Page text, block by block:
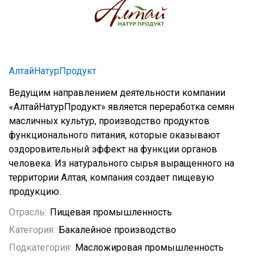
АлтайНатурПродукт
Ведущим направлением деятельности компании
«АлтайНатурПродукт» является переработка семян
масличных культур, производство продуктов
функционального питания, которые оказывают
оздоровительный эффект на функции органов
человека. Из натурального сырья выращенного на
территории Алтая, компания создает пищевую
продукцию.
Отрасль: Пищевая промышленность
Категория: Бакалейное производство
Подкатегория: Масложировая промышленность